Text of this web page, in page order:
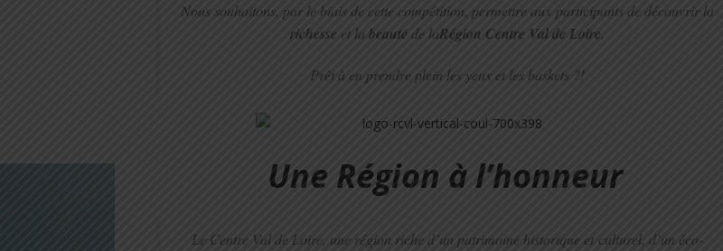
Nous souhaitons, par le biais de cette compétition, permettre aux participants de découvrir la
richesse et la beautéde laRégion Centre Val de Loire.
Prêt à en prendre plein les yeux et les baskets ?!
Une Région à l’honneur
Le Centre Val de Loire, une région riche d’un patrimoine historique et culturel, d’un éco-